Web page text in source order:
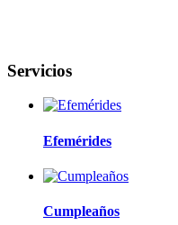
Servicios
Efemérides
Cumpleaños